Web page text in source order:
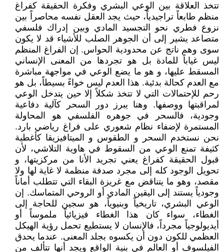
تتخذ العلاقة بين الوعي البشري وفكرة الحقيقة كفراغ
منظم طابعاً تراجيدياً، حيث يجد العقل نفسه محاصراً بين
نزوع فطري نحو التجسيد المادي وبين إدراك فلسفي
متصاعد يشير إلى أن الجوهر الصلب للأشياء قد لا يكون
سوى وهم ناتج عن محدودية الحواس. إن الفراغ المنظم
ليس غياباً للمادة بل هو تجردها من المعنى الإنساني
المسقط عليها، و هو ما يضع الوعي في مواجهة مباشرة
مع العدم كحالة بدئية. هذا العدم ليس خواءً بسيطاً، بل هو
رحم للإحتمالات التي لا تتخذ شكلاً إلا حين يتدخل الوعي
لمراقبتها ووصفها. وهنا يبرز دور السحر كآلية دفاعية
وجودية، فالسحر في جوهره الفلسفي هو المحاولة
المستمرة لإضفاء نظام شعوري على فراغ رياضي بارد.
نحن نستخدم السحر و الطقوس و الميتافيزيقا كأغطية
كثيفة تمنع الوعي من السقوط في هاوية التلاشي، لأن
قبول الحقيقة كفراغ يعني تجريد الأنا من مركزيتها، و
تحويل الوجود كله إلى مجرد صدفة منظمة لا غاية لها ولا
مقصد، وهو ما يتناقض مع غريزة البقاء التي تتطلب أماناً
وجودياً يستند إلى اليقين المادي أو الروحي المتماسك. إن
الوعي البشري، تاريخياً وبنيوياً، هو سجين للحاجة إلى
الغطاء، سواء كان هذا الغطاء فيزيائياً ملموساً أو
أيديولوجياً مجرداً، فالإنسان لا يستطيع تحمل رؤية الهيكل
العظمي للكون دون أن يكسوه بجلد المعنى. عندما يحدق
الفيلسوف أو العالم في بنية الواقع ويجد أنها تتألف من